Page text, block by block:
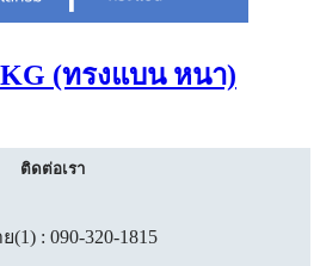
(ทรงแบน หนา)
ติดต่อเรา
(1) : 090-320-1815